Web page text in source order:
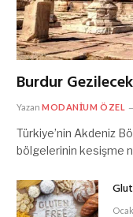
Burdur
Yazan MODANIUM ÖZEL
Türkiye’nin Akdeniz
bölgelerinin kesişme